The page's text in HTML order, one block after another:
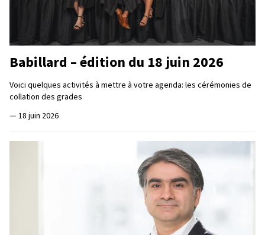
Babillard – édition du 18 juin 2026
Voici quelques activités à mettre à votre agenda: les cérémonies de
collation des grades
— 18 juin 2026